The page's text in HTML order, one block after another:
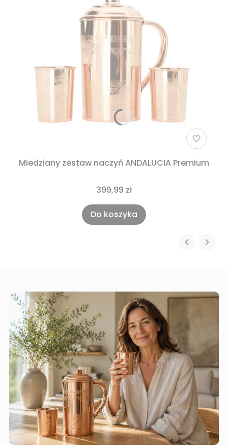
Miedziany zestaw naczyń ANDALUCIA Premium
399,99 zł
Do koszyka